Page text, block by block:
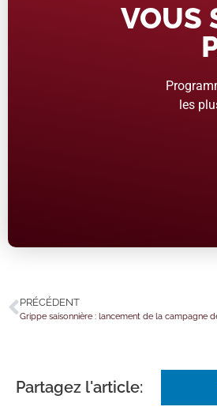
VOUS
les
PRÉCÉDENT
Grippe saisonnière : lancement de la campagne
Partagez l'article: